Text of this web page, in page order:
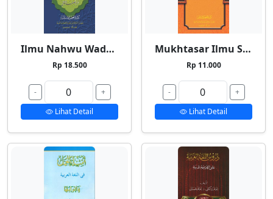
Ilmu Nahwu Wadhih 1
Rp 18.500
-
+
Lihat Detail
Mukhtasar Ilmu Shorf
Rp 11.000
-
+
Lihat Detail